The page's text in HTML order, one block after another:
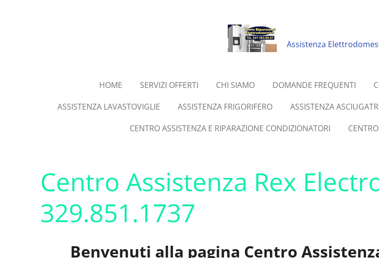
Assistenza
HOME SERVIZI OFFERTI CHI SIAMO DOMANDE FREQUENTI
ASSISTENZA LAVASTOVIGLIE
ASSISTENZA FRIGORIFERO ASSISTENZA
CENTRO ASSISTENZA E RIPARAZIONE CONDIZIONATORI
Centro Assistenza Rex
329.851.1737
Benvenuti alla pagina Centro